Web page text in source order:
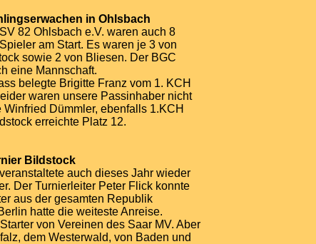
in Ohlsbach
82 Ohlsbach e.V. waren auch 8
am Start. Es waren je 3 von
sowie 2 von Bliesen. Der BGC
eine Mannschaft.
belegte Brigitte Franz vom 1. KCH
waren unsere Passinhaber nicht
Dümmler, ebenfalls 1.KCH
erreichte Platz 12.
Bildstock
auch dieses Jahr wieder
Der Turnierleiter Peter Flick konnte
aus der gesamten Republik
hatte die weiteste Anreise.
von Vereinen des Saar MV. Aber
dem Westerwald, von Baden und